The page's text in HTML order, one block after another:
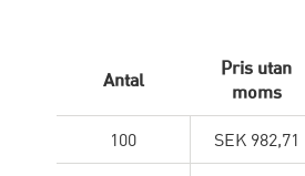
Antal
Pris utan
moms
100 SEK 982,71